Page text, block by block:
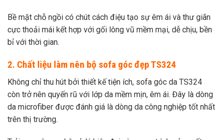
Bề mặt chỗ ngồi có chút cách điệu tạo sự êm ái và thư giãn
cực thoải mái kết hợp với gối lông vũ mềm mại, dễ chịu, bền
bỉ với thời gian.
2. Chất liệu làm nên bộ sofa góc đẹp TS324
Không chỉ thu hút bởi thiết kế tiện ích, sofa góc da TS324
còn trở nên quyến rũ với lớp da mềm mịn, êm ái. Đây là dòng
da microfiber được đánh giá là dòng da công nghiệp tốt nhất
trên thị trường.